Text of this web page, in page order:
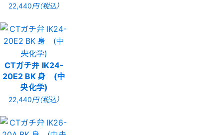
22,440円（税込）
CTガチ弁 IK24-
20E2 BK 身 (中
央化学)
22,440円（税込）